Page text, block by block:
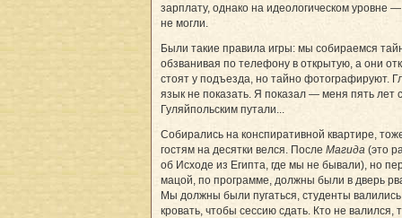
зарплату, однако на идеологическом уровне
не могли.
Были такие правила игры: мы собираемся
обзванивая по телефону в открытую, а они
стоят у подъезда, но тайно фотографируют.
язык не показать. Я показал — меня пять лет с
Гуляйпольским путали...
Собирались на конспиративной квартире,
гостям на десятки велся. После Магида (это
об Исходе из Египта, где мы не бывали), но
мацой, по программе, должны были в дверь
Мы должны были пугаться, студенты
кровать, чтобы сессию сдать. Кто не валился,